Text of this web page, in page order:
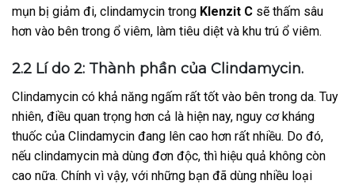
mụn bị giảm đi, clindamycin trong Klenzit C sẽ thấm sâu
hơn vào bên trong ổ viêm, làm tiêu diệt và khu trú ổ viêm.
2.2 Lí do 2: Thành phần của Clindamycin.
Clindamycin có khả năng ngấm rất tốt vào bên trong da. Tuy
nhiên, điều quan trọng hơn cả là hiện nay, nguy cơ kháng
thuốc của Clindamycin đang lên cao hơn rất nhiều. Do đó,
nếu clindamycin mà dùng đơn độc, thì hiệu quả không còn
cao nữa. Chính vì vậy, với những bạn đã dùng nhiều loại